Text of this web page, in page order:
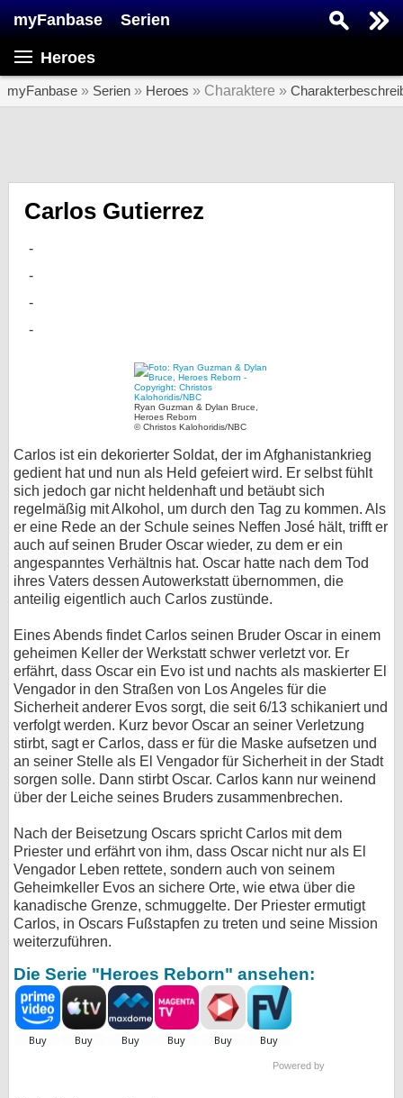
myFanbase Serien
Heroes
myFanbase » Serien » Heroes » Charaktere »
Carlos Gutierrez
Ryan Guzman & Dylan Bruce,
Heroes Reborn
© Christos Kalohoridis/NBC
Carlos ist ein dekorierter Soldat, der im Afghanistankrieg
gedient hat und nun als Held gefeiert wird. Er selbst fühlt
sich jedoch gar nicht heldenhaft und betäubt sich
regelmäßig mit Alkohol, um durch den Tag zu kommen. Als
er eine Rede an der Schule seines Neffen José hält, trifft er
auch auf seinen Bruder Oscar wieder, zu dem er ein
angespanntes Verhältnis hat. Oscar hatte nach dem Tod
ihres Vaters dessen Autowerkstatt übernommen, die
anteilig eigentlich auch Carlos zustünde.
Eines Abends findet Carlos seinen Bruder Oscar in einem
geheimen Keller der Werkstatt schwer verletzt vor. Er
erfährt, dass Oscar ein Evo ist und nachts als maskierter El
Vengador in den Straßen von Los Angeles für die
Sicherheit anderer Evos sorgt, die seit 6/13 schikaniert und
verfolgt werden. Kurz bevor Oscar an seiner Verletzung
stirbt, sagt er Carlos, dass er für die Maske aufsetzen und
an seiner Stelle als El Vengador für Sicherheit in der Stadt
sorgen solle. Dann stirbt Oscar. Carlos kann nur weinend
über der Leiche seines Bruders zusammenbrechen.
Nach der Beisetzung Oscars spricht Carlos mit dem
Priester und erfährt von ihm, dass Oscar nicht nur als El
Vengador Leben rettete, sondern auch von seinem
Geheimkeller Evos an sichere Orte, wie etwa über die
kanadische Grenze, schmuggelte. Der Priester ermutigt
Carlos, in Oscars Fußstapfen zu treten und seine Mission
weiterzuführen.
Die Serie "Heroes Reborn" ansehen:
Powered by
SERIEN
Forum
bei X
bei Facebook
Kontakt
Nutzungsbedingungen
Datenschutz
Cookie-Einstellungen
Impressum
Desktop-Ansicht
myFanbase